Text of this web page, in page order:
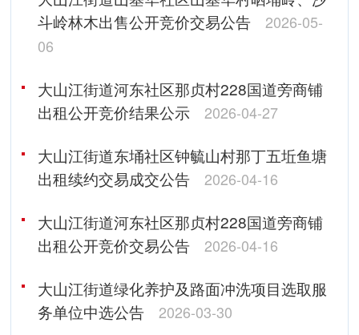
斗岭林木出售公开竞价交易公告
2026-05-
06
大山江街道河东社区那贞村228国道旁商铺
出租公开竞价结果公示
2026-04-27
大山江街道东埇社区钟毓山村那丁五坵鱼塘
出租续约交易成交公告
2026-04-16
大山江街道河东社区那贞村228国道旁商铺
出租公开竞价交易公告
2026-04-16
大山江街道绿化养护及路面冲洗项目选取服
务单位中选公告
2026-03-30